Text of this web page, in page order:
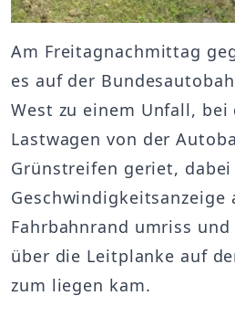
Am Freitagnachmittag
es auf der
West zu einem Unfall, bei
Lastwagen von der
Grünstreifen geriet,
Geschwindigkeitsanzeige
Fahrbahnrand umriss
über die Leitplanke auf
zum liegen kam.